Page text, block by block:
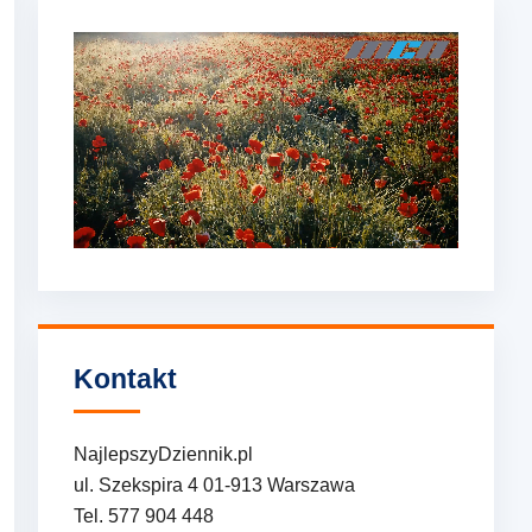
Kontakt
NajlepszyDziennik.pl
ul. Szekspira 4 01-913 Warszawa
Tel. 577 904 448